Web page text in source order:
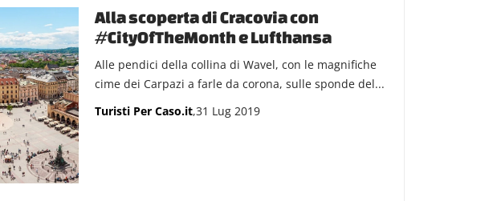
Alla scoperta di Cracovia con
#CityOfTheMonth e Lufthansa
Alle pendici della collina di Wavel, con le magnifiche
cime dei Carpazi a farle da corona, sulle sponde del...
Turisti Per Caso.it,31 Lug 2019